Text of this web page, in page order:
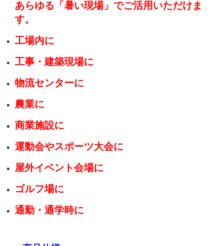
あらゆる「暑い現場」でご活用いただけま
す。
工場内に
工事・建築現場に
物流センターに
農業に
商業施設に
運動会やスポーツ大会に
屋外イベント会場に
ゴルフ場に
通勤・通学時に